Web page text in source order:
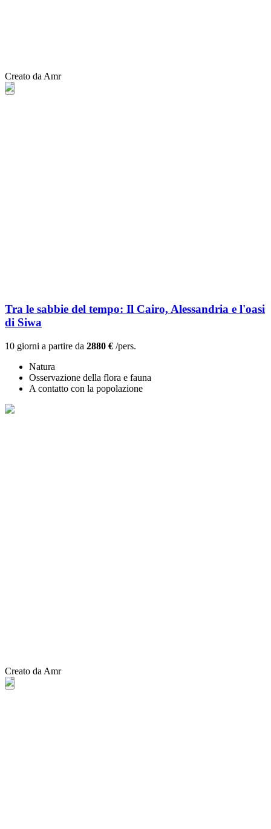
Creato da Amr
Tra le sabbie del tempo: Il Cairo, Alessandria e l'oasi
di Siwa
10 giorni a partire da 2880 € /pers.
Natura
Osservazione della flora e fauna
A contatto con la popolazione
Creato da Amr